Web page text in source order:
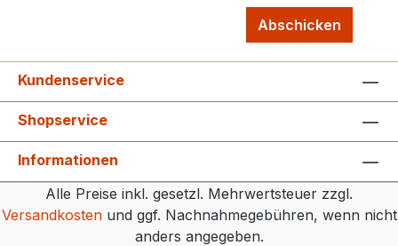
Abschicken
Kundenservice
Shopservice
Informationen
Alle Preise inkl. gesetzl. Mehrwertsteuer zzgl.
Versandkostenund ggf. Nachnahmegebühren, wenn nicht
anders angegeben.